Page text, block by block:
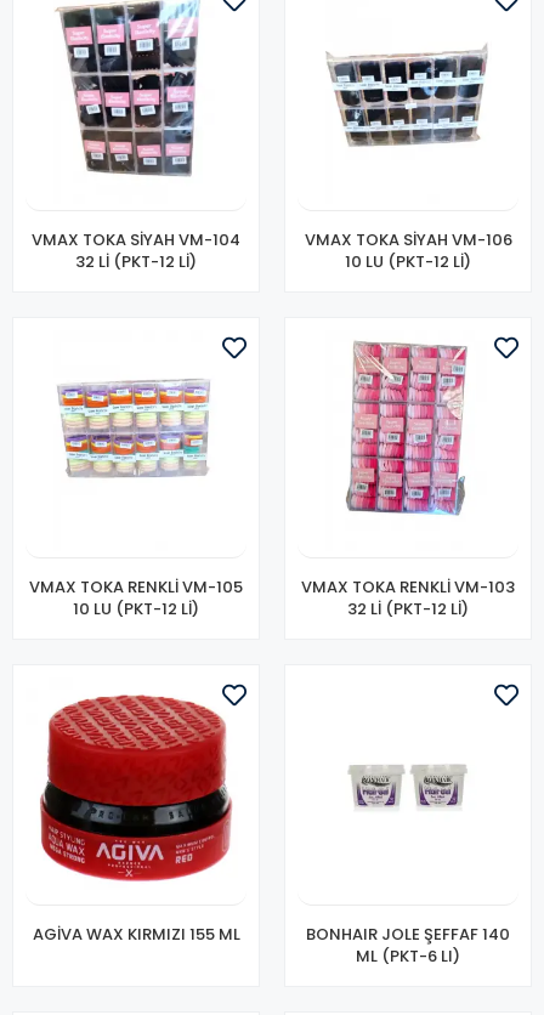
VMAX TOKA SİYAH VM-104
32 Lİ (PKT-12 Lİ)
VMAX TOKA SİYAH VM-106
10 LU (PKT-12 Lİ)
VMAX TOKA RENKLİ VM-105
10 LU (PKT-12 Lİ)
VMAX TOKA RENKLİ VM-103
32 Lİ (PKT-12 Lİ)
AGİVA WAX KIRMIZI 155 ML
BONHAIR JOLE ŞEFFAF 140
ML (PKT-6 LI)